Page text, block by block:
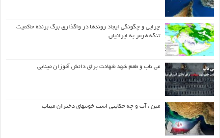
چرایی و چگونگی ایجاد روندها در واگذاری برگ برنده حاکمیت
تنگه هرمز به ایرانیان
می ناب و طعم شهد شهادت برای دانش آموزان مینابی
مین ، آب و چه حکایتی است خونبهای دختران میناب